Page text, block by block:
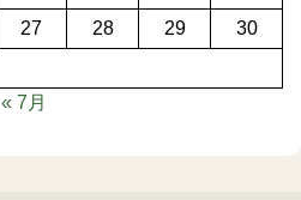
27 28 29
30
« 7月